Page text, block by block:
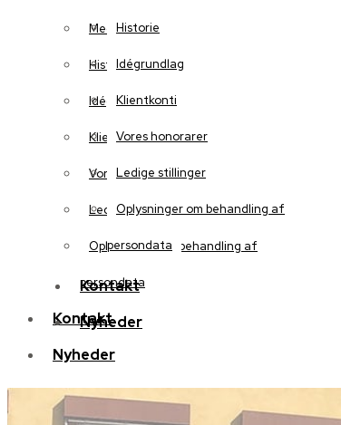
Historie
Idégrundlag
Klientkonti
Vores honorarer
Ledige stillinger
Oplysninger om behandling af
persondata
Kontakt
Nyheder
Medarbejdere
Historie
Idégrundlag
Klientkonti
Vores honorarer
Ledige stillinger
Oplysninger om behandling af
persondata
Kontakt
Nyheder